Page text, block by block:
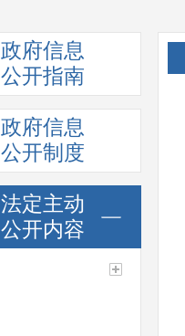
政府信息
公开指南
政府信息
公开制度
法定主动
公开内容